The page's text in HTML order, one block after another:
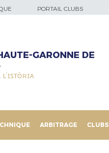
PORTAIL CLUBS
GARONNE DE
ARBITRAGE CLUBS